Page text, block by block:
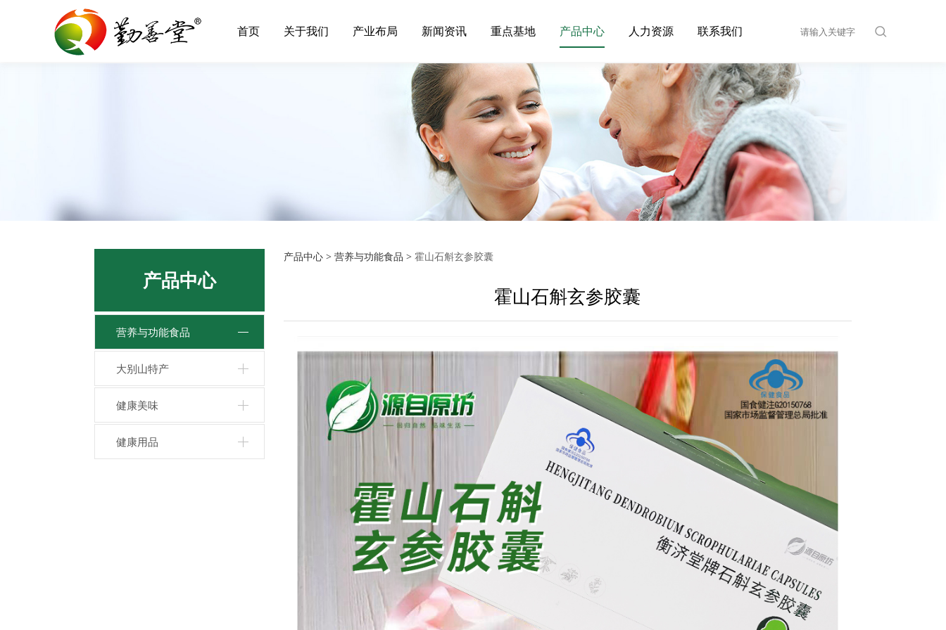
首页 关于我们 产业布局 新闻资讯 重点基地 产品中心 人力资源 联系我们
产品中心
营养与功能食品
大别山特产
健康美味
健康用品
霍山石斛玄参胶囊
产品中心 >营养与功能食品 >霍山石斛玄参胶囊
霍山石斛玄参胶囊